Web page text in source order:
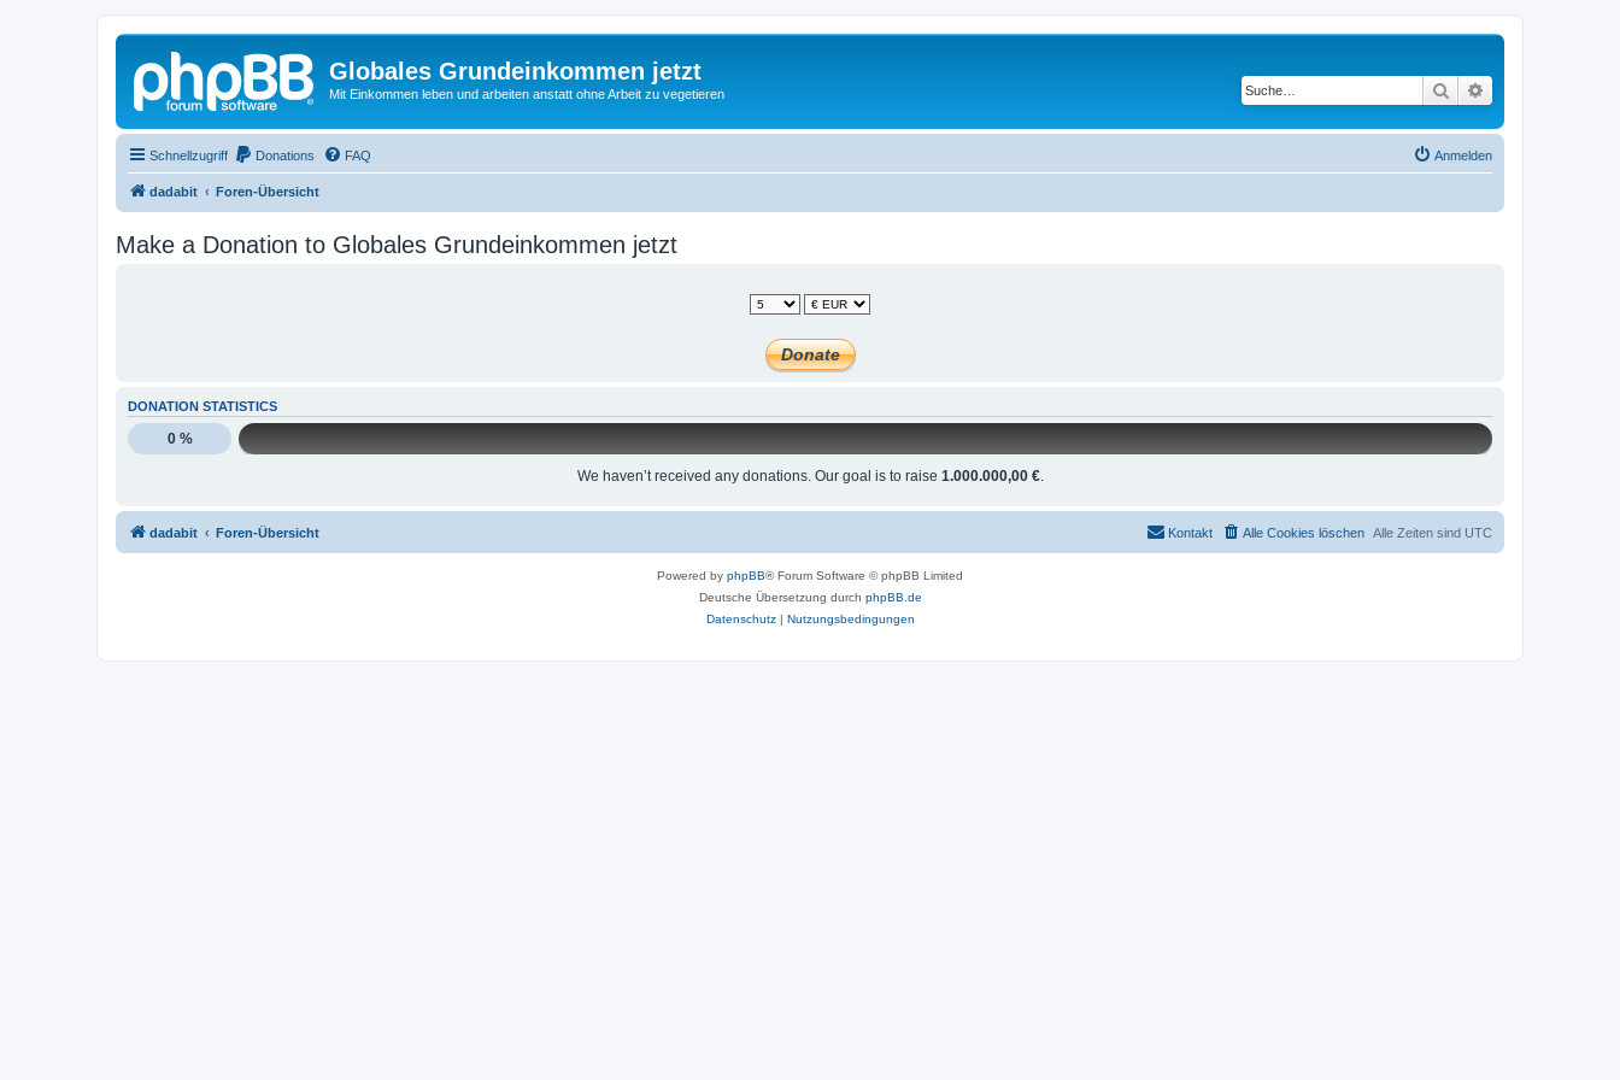
Globales Grundeinkommen jetzt
Mit Einkommen leben und arbeiten anstatt ohne Arbeit zu vegetieren Suche
Schnellzugriff Donations FAQ Anmelden
dadabit Foren-Übersicht
Make a Donation to Globales Grundeinkommen jetzt
DONATION STATISTICS
0 %
We haven’t received any donations. Our goal is to raise 1.000.000,00 €.
dadabit Foren-Übersicht Alle Zeiten sind UTC
Alle Cookies löschen
Kontakt
Powered by phpBB® Forum Software © phpBB Limited
Deutsche Übersetzung durch phpBB.de
Datenschutz| Nutzungsbedingungen